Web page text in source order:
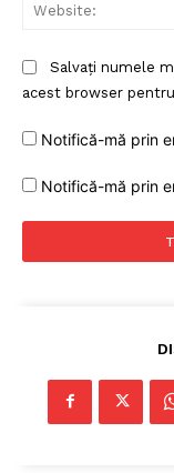
Salvați numele
acest browser
Notifică-mă prin
Notifică-mă prin